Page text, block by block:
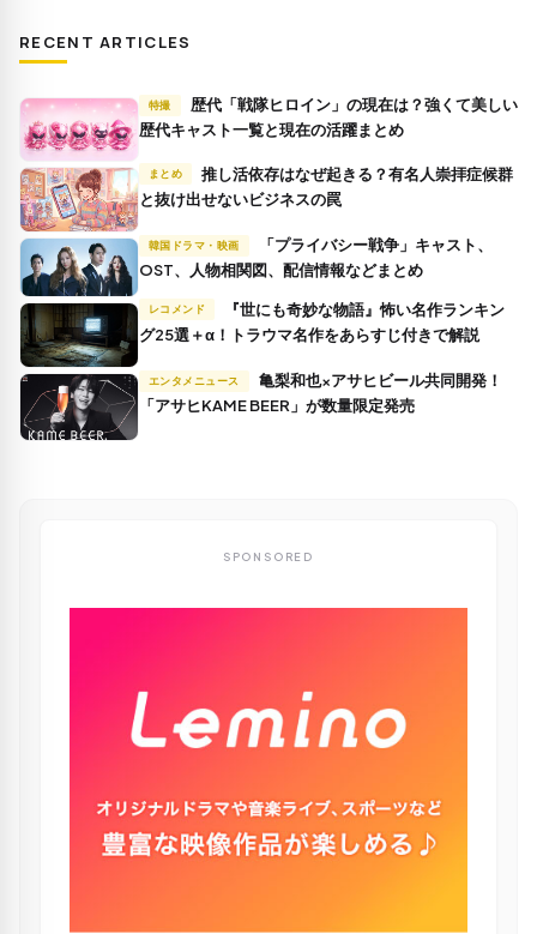
RECENT ARTICLES
特撮
歴代キャスト一覧と現在の活躍まとめ
まとめ
推し活依存はなぜ起きる？有名人崇拝症候群
と抜け出せないビジネスの罠
韓国ドラマ・映画
OST、人物相関図、配信情報などまとめ
レコメンド
グ25選＋α！トラウマ名作をあらすじ付きで解説
エンタメニュース
「アサヒKAME BEER」が数量限定発売
SPONSORED